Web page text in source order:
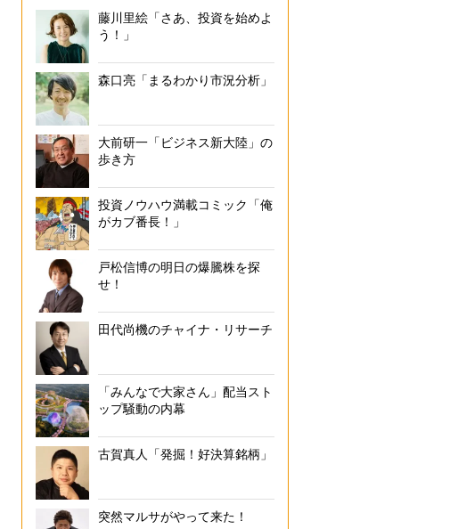
藤川里絵「さあ、投資を始めよ
う！」
森口亮「まるわかり市況分析」
大前研一「ビジネス新大陸」の
歩き方
投資ノウハウ満載コミック「俺
がカブ番長！」
戸松信博の明日の爆騰株を探
せ！
田代尚機のチャイナ・リサーチ
「みんなで大家さん」配当スト
ップ騒動の内幕
古賀真人「発掘！好決算銘柄」
突然マルサがやって来た！